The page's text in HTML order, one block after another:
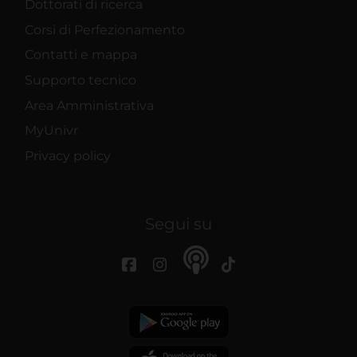
Dottorati di ricerca
Corsi di Perfezionamento
Contatti e mappa
Supporto tecnico
Area Amministrativa
MyUnivr
Privacy policy
Segui su